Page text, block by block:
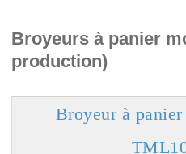
Broyeurs à panier
production)
Broyeur à